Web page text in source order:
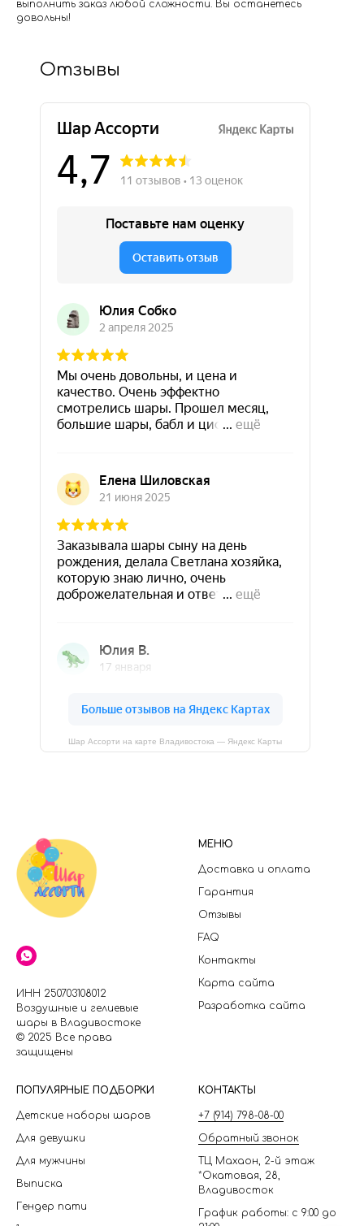
выполнить заказ любой сложности. Вы останетесь
довольны!
Отзывы
Шар Ассорти на карте Владивостока — Яндекс Карты
ИНН 250703108012
Воздушные и гелиевые
шары в Владивостоке
© 2025 Все права
защищены
МЕНЮ
Доставка и оплата
Гарантия
Отзывы
FAQ
Контакты
Карта сайта
Разработка сайта
ПОПУЛЯРНЫЕ ПОДБОРКИ
Детские наборы шаров
Для девушки
Для мужчины
Выписка
Гендер пати
КОНТАКТЫ
+7 (914) 798-08-00
Обратный звонок
ТЦ Махаон, 2-й этаж
*Окатовая, 28,
Владивосток
График работы: с 9:00 до